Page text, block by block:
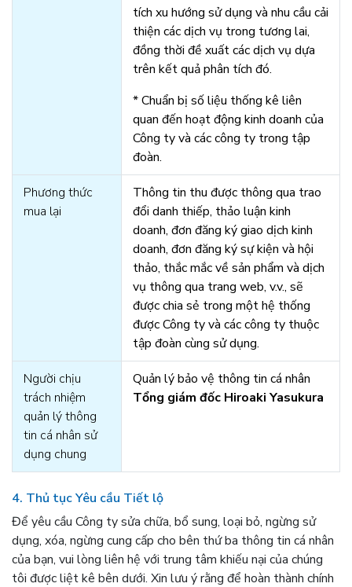
tích xu hướng sử dụng và nhu cầu cải
thiện các dịch vụ trong tương lai,
đồng thời đề xuất các dịch vụ dựa
trên kết quả phân tích đó.
* Chuẩn bị số liệu thống kê liên
quan đến hoạt động kinh doanh của
Công ty và các công ty trong tập
đoàn.
Phương thức
mua lại
Thông tin thu được thông qua trao
đổi danh thiếp, thảo luận kinh
doanh, đơn đăng ký giao dịch kinh
doanh, đơn đăng ký sự kiện và hội
thảo, thắc mắc về sản phẩm và dịch
vụ thông qua trang web, v.v., sẽ
được chia sẻ trong một hệ thống
được Công ty và các công ty thuộc
tập đoàn cùng sử dụng.
Người chịu
trách nhiệm
quản lý thông
tin cá nhân sử
dụng chung
Quản lý bảo vệ thông tin cá nhân
Tổng giám đốc Hiroaki Yasukura
4. Thủ tục Yêu cầu Tiết lộ
Để yêu cầu Công ty sửa chữa, bổ sung, loại bỏ, ngừng sử
dụng, xóa, ngừng cung cấp cho bên thứ ba thông tin cá nhân
của bạn, vui lòng liên hệ với trung tâm khiếu nại của chúng
tôi được liệt kê bên dưới. Xin lưu ý rằng để hoàn thành chính